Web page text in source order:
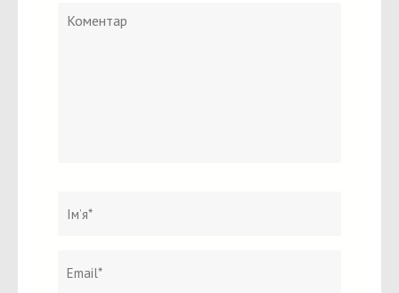
Коментар